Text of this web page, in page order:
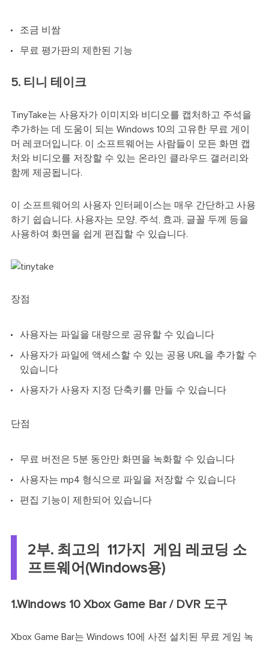
조금 비쌈
무료 평가판의 제한된 기능
5. 티니 테이크
TinyTake는 사용자가 이미지와 비디오를 캡처하고 주석을
추가하는 데 도움이 되는 Windows 10의 고유한 무료 게이
머 레코더입니다. 이 소프트웨어는 사람들이 모든 화면 캡
처와 비디오를 저장할 수 있는 온라인 클라우드 갤러리와
함께 제공됩니다.
이 소프트웨어의 사용자 인터페이스는 매우 간단하고 사용
하기 쉽습니다. 사용자는 모양, 주석, 효과, 글꼴 두께 등을
사용하여 화면을 쉽게 편집할 수 있습니다.
장점
사용자는 파일을 대량으로 공유할 수 있습니다
사용자가 파일에 액세스할 수 있는 공용 URL을 추가할 수
있습니다
사용자가 사용자 지정 단축키를 만들 수 있습니다
단점
무료 버전은 5분 동안만 화면을 녹화할 수 있습니다
사용자는 mp4 형식으로 파일을 저장할 수 있습니다
편집 기능이 제한되어 있습니다
2부. 최고의 11가지 게임 레코딩 소
프트웨어(Windows용)
1.Windows 10 Xbox Game Bar / DVR 도구
Xbox Game Bar는 Windows 10에 사전 설치된 무료 게임 녹